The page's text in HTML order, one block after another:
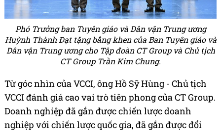
Phó Trưởng ban Tuyên giáo và Dân vận Trung ương
Huỳnh Thành Đạt tặng bằng khen của Ban Tuyên giáo và
Dân vận Trung ương cho Tập đoàn CT Group và Chủ tịch
CT Group Trần Kim Chung.
Từ góc nhìn của VCCI, ông Hồ Sỹ Hùng - Chủ tịch
VCCI đánh giá cao vai trò tiên phong của CT Group.
Doanh nghiệp đã gắn được chiến lược doanh
nghiệp với chiến lược quốc gia, đã gắn được đổi